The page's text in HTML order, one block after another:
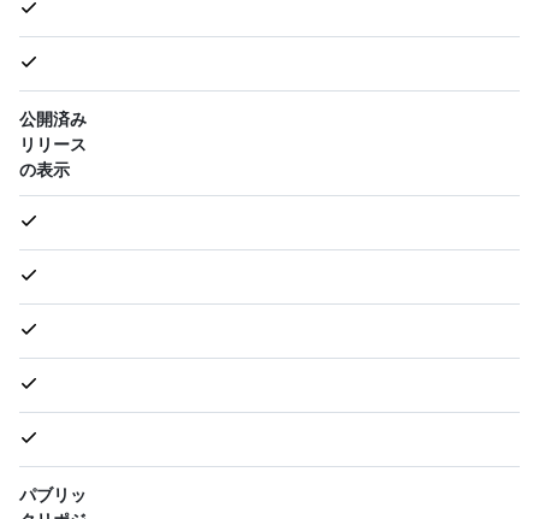
公開済み
リリース
の表示
パブリッ